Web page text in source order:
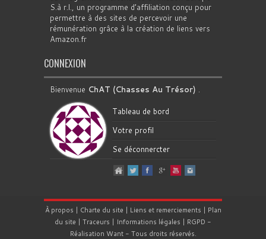
S.à r.l., un programme d’affiliation conçu pour
permettre à des sites de percevoir une
rémunération grâce à la création de liens vers
Amazon.fr
CONNEXION
Bienvenue ChAT (Chasses Au Trésor) .
Tableau de bord
Votre profil
Se déconnercter
À propos | Charte du site | Liens et remerciements | Plan
du site | Traceurs | Informations légales | RGPD -
Réalisation Want- Tous droits réservés.